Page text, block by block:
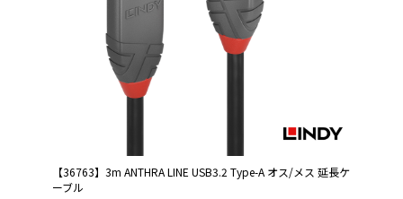
【36763】3m ANTHRA LINE USB3.2 Type-A オス/メス 延長ケ
ーブル